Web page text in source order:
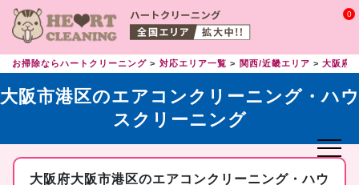
0
お掃除ならハートクリーニング 対応エリア一覧 関西/近畿エリア 大阪府
大阪市港区のエアコンクリーニング・ハウ
スクリーニング
大阪府大阪市港区のエアコンクリーニング・ハウ